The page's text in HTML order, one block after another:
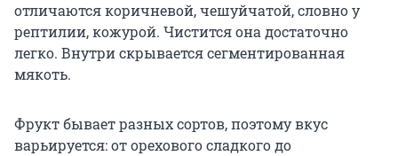
отличаются коричневой, чешуйчатой, словно у
рептилии, кожурой. Чистится она достаточно
легко. Внутри скрывается сегментированная
мякоть.
Фрукт бывает разных сортов, поэтому вкус
варьируется: от орехового сладкого до